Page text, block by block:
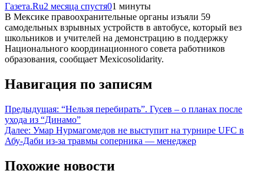
Газета.Ru2 месяца спустя01 минуты
В Мексике правоохранительные органы изъяли 59
самодельных взрывных устройств в автобусе, который вез
школьников и учителей на демонстрацию в поддержку
Национального координационного совета работников
образования, сообщает Mexicosolidarity.
Навигация по записям
Предыдущая: “Нельзя перебирать”. Гусев – о планах после
ухода из “Динамо”
Далее: Умар Нурмагомедов не выступит на турнире UFC в
Абу-Даби из-за травмы соперника — менеджер
Похожие новости